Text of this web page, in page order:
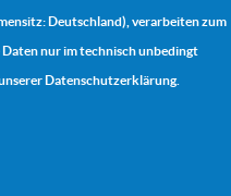
Deutschland), verarbeiten zum
nur im technisch unbedingt
Datenschutzerklärung.